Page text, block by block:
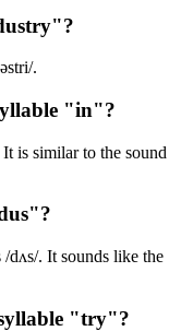
.
"in"?
is similar to the sound
dʌs/. It sounds like the
"try"?